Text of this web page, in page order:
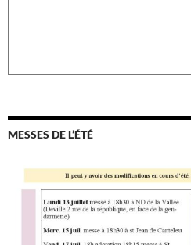
MESSES DE L’ÉTÉ